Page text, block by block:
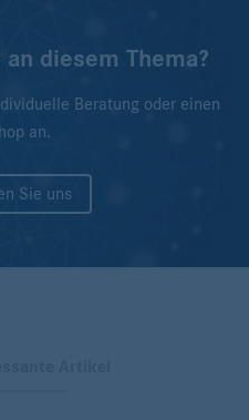
diesem Thema?
Beratung oder einen
an.
Sie uns